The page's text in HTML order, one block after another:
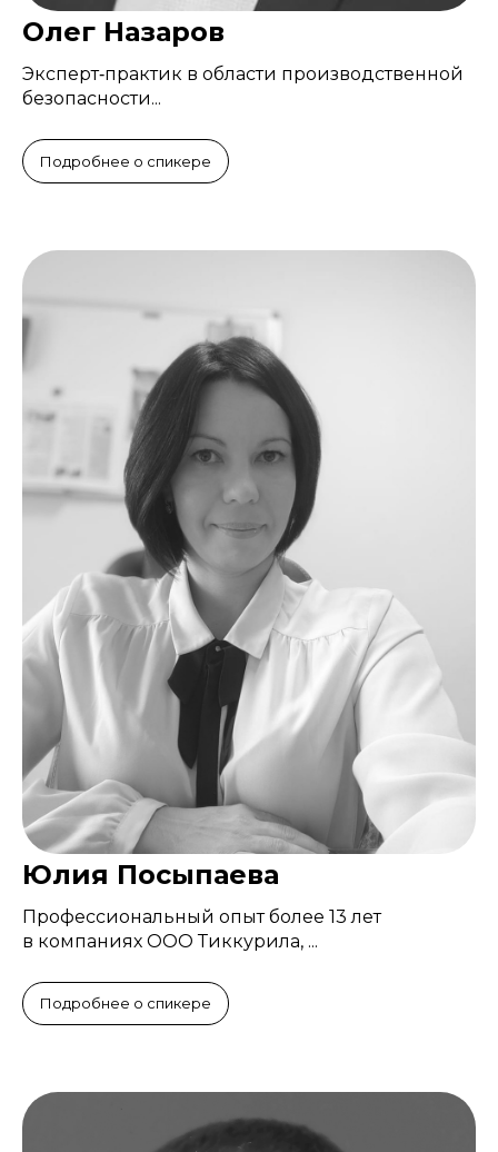
Олег Назаров
Эксперт‑практик в области производственной
безопасности...
Подробнее о спикере
Юлия Посыпаева
Профессиональный опыт более 13 лет
в компаниях ООО Тиккурила, ...
Подробнее о спикере